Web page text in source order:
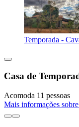
Temporada -
Casa de
Acomoda 11 pessoas
Mais informações